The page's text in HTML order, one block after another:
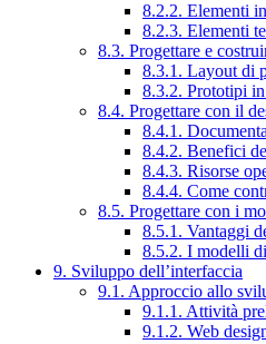
8.2.2. Elementi
8.2.3. Elementi
8.3. Progettare e
8.3.1. Layout di
8.3.2. Prototipi
8.4. Progettare con il
8.4.1.
8.4.2. Benefici
8.4.3. Risorse
8.4.4. Come
8.5. Progettare con i
8.5.1. Vantaggi
8.5.2. I modelli
9. Sviluppo dell’interfaccia
9.1. Approccio allo
9.1.1. Attività
9.1.2. Web